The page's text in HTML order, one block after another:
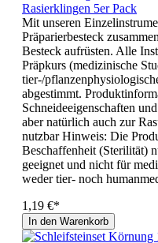
Rasierklingen 5er Pack
Mit unseren
Präparierbesteck
Besteck aufrüsten. Alle
Präpkurs (medizinische
tier-/
abgestimmt.
Schneideeigenschaften
aber natürlich auch zur
nutzbar Hinweis: Die
Beschaffenheit (Sterilität)
geeignet und nicht für
weder tier- noch
1,19 €*
In den Warenkorb